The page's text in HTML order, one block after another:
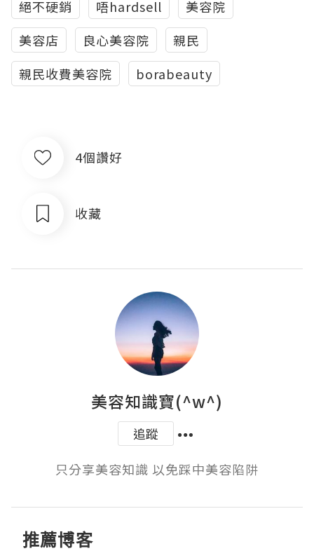
絕不硬銷 唔hardsell
美容院
美容店
良心美容院
親民
親民收費美容院
borabeauty
4個讚好
收藏
美容知識寶(^w^)
追蹤
只分享美容知識 以免踩中美容陷阱
推薦博客